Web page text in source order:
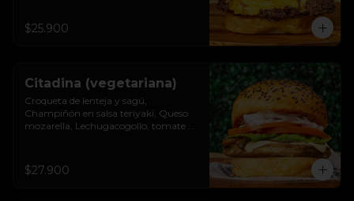
$25.900
Citadina (vegetariana)
Croqueta de lenteja y sagú,
Champiñón en salsa teriyaki, Queso
mozarella, Lechugacogollo, tomate
$27.900